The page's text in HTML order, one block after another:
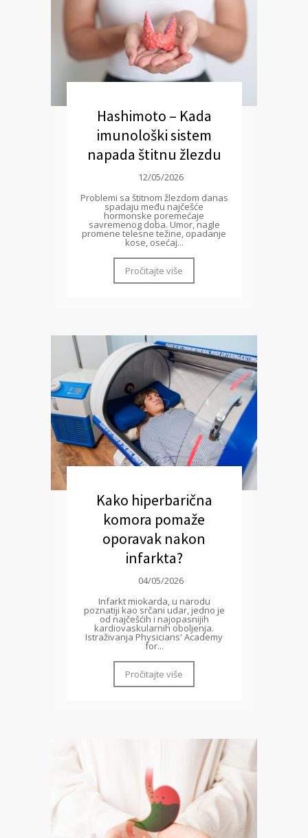
Hashimoto – Kada
imunološki sistem
napada štitnu žlezdu
12/05/2026
Problemi sa štitnom žlezdom danas
spadaju među najčešće
hormonske poremećaje
savremenog doba. Umor, nagle
promene telesne težine, opadanje
kose, osećaj...
Pročitajte više
Kako hiperbarična
komora pomaže
oporavak nakon
infarkta?
04/05/2026
Infarkt miokarda, u narodu
poznatiji kao srčani udar, jedno je
od najčešćih i najopasnijih
kardiovaskularnih oboljenja.
Istraživanja Physicians' Academy
for...
Pročitajte više